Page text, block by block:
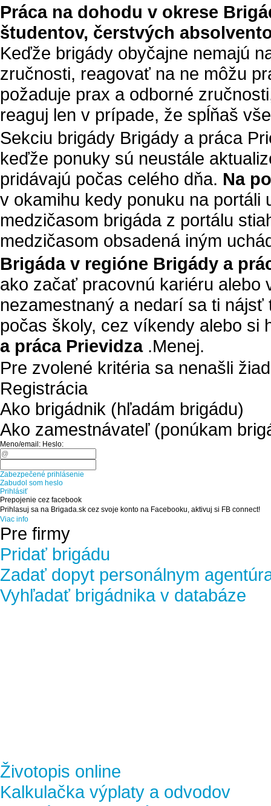
Práca na dohodu v okrese
študentov, čerstvých
Keďže brigády obyčajne nemajú
zručnosti, reagovať na ne môžu
požaduje prax a odborné
reaguj len v prípade, že spĺňaš
Sekciu brigády Brigády a práca
keďže ponuky sú neustále
pridávajú počas celého dňa. Na
v okamihu kedy ponuku na
medzičasom brigáda z portálu
medzičasom obsadená iným
Brigáda v regióne Brigády a
ako začať pracovnú kariéru alebo
nezamestnaný a nedarí sa ti
počas školy, cez víkendy alebo si
a práca Prievidza .Menej.
Pre zvolené kritéria sa nenašli
Registrácia
Ako brigádnik (hľadám brigádu)
Ako zamestnávateľ (ponúkam
Meno/email: Heslo:
Zabezpečené prihlásenie
Zabudol som heslo
Prihlásiť
Prepojenie cez facebook
Prihlasuj sa na Brigada.sk cez svoje konto na Facebooku, aktivuj si FB connect!
Viac info
Pre firmy
Pridať brigádu
Zadať dopyt personálnym
Vyhľadať brigádnika v databáze
Životopis online
Kalkulačka výplaty a odvodov